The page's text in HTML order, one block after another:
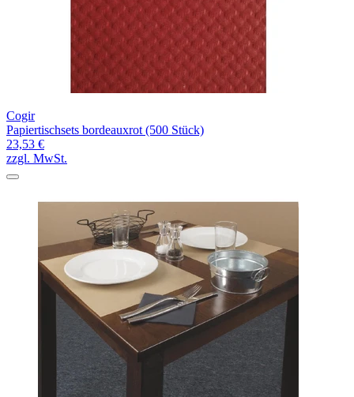
Cogir
Papiertischsets bordeauxrot (500 Stück)
23,53 €
zzgl. MwSt.